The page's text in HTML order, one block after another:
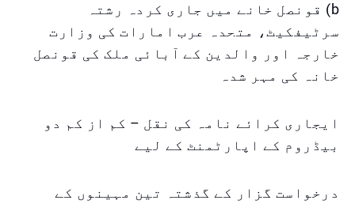
b) قونصل خانے میں جاری کردہ رشتہ
سرٹیفکیٹ، متحدہ عرب امارات کی وزارت
خارجہ اور والدین کے آبائی ملک کی قونصل
خانہ کی مہر شدہ
ایجاری کرائے نامہ کی نقل – کم از کم دو
بیڈروم کے اپارٹمنٹ کے لیے
درخواست گزار کے گذشتہ تین مہینوں کے